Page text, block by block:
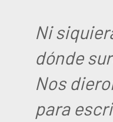
Ni
dónde
Nos
para